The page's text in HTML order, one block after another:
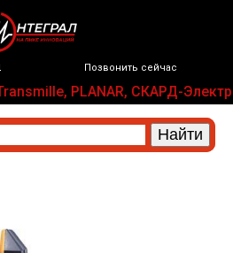
Позвонить сейчас
PLANAR, СКАРД-